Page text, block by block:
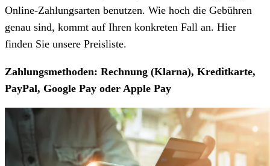
Online-Zahlungsarten benutzen. Wie hoch die Gebühren
genau sind, kommt auf Ihren konkreten Fall an. Hier
finden Sie unsere Preisliste.
Zahlungsmethoden: Rechnung (Klarna), Kreditkarte,
PayPal, Google Pay oder Apple Pay